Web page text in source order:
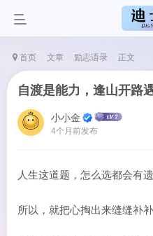
首页 文章 励志语录 正文
自渡是能力，逢山开路
小小金
4个月前发布
人生这道题，怎么选都会有遗
所以，就把心掏出来缝缝补